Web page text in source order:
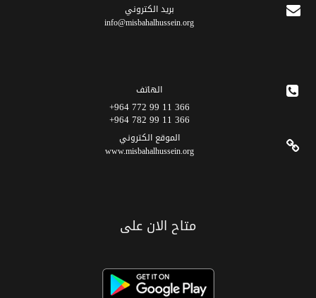
برید الکتروني
info@misbahalhussein.org
الهاتف
366 11 99 772 964+
366 11 99 782 964+
الموقع الکتروني
www.misbahalhussein.org
متاح الان على